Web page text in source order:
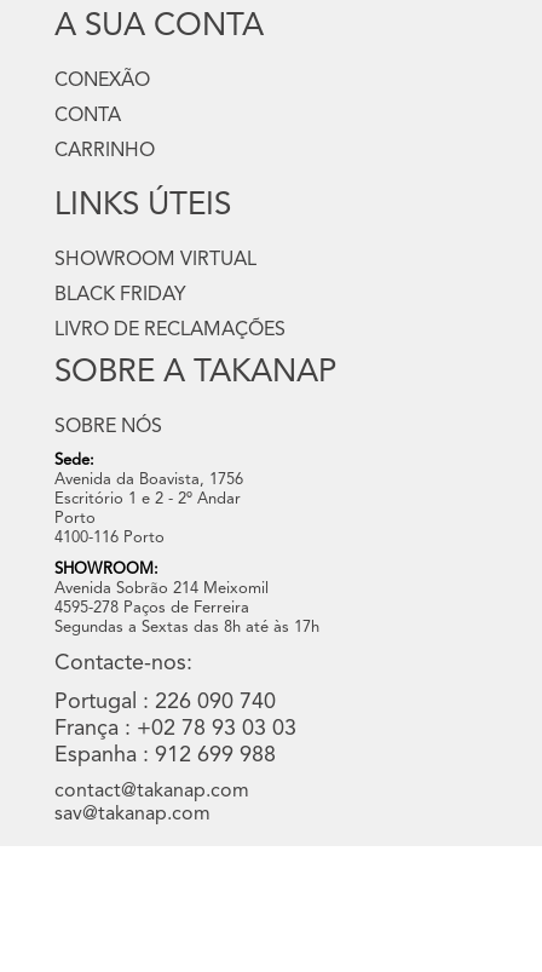
A SUA CONTA
CONEXÃO
CONTA
CARRINHO
LINKS ÚTEIS
SHOWROOM VIRTUAL
BLACK FRIDAY
LIVRO DE RECLAMAÇÕES
SOBRE A TAKANAP
SOBRE NÓS
Sede:
Avenida da Boavista, 1756
Escritório 1 e 2 - 2º Andar
Porto
4100-116 Porto
SHOWROOM:
Avenida Sobrão 214 Meixomil
4595-278 Paços de Ferreira
Segundas a Sextas das 8h até às 17h
Contacte-nos:
Portugal : 226 090 740
França : +02 78 93 03 03
Espanha : 912 699 988
contact@takanap.com
sav@takanap.com